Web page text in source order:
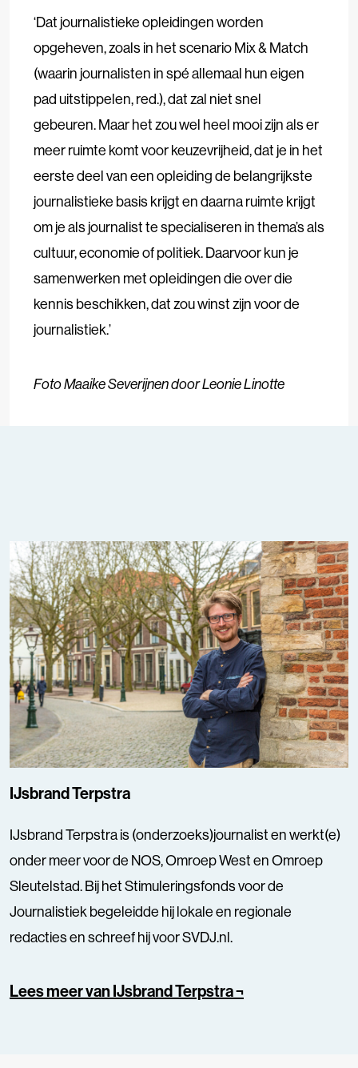
‘Dat journalistieke opleidingen worden
opgeheven, zoals in het scenario Mix & Match
(waarin journalisten in spé allemaal hun eigen
pad uitstippelen, red.), dat zal niet snel
gebeuren. Maar het zou wel heel mooi zijn als er
meer ruimte komt voor keuzevrijheid, dat je in het
eerste deel van een opleiding de belangrijkste
journalistieke basis krijgt en daarna ruimte krijgt
om je als journalist te specialiseren in thema’s als
cultuur, economie of politiek. Daarvoor kun je
samenwerken met opleidingen die over die
kennis beschikken, dat zou winst zijn voor de
journalistiek.’
Foto Maaike Severijnen door Leonie Linotte
IJsbrand Terpstra
IJsbrand Terpstra is (onderzoeks)journalist en werkt(e)
onder meer voor de NOS, Omroep West en Omroep
Sleutelstad. Bij het Stimuleringsfonds voor de
Journalistiek begeleidde hij lokale en regionale
redacties en schreef hij voor SVDJ.nl.
Lees meer van IJsbrand Terpstra ¬